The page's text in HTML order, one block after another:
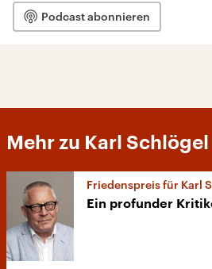
Podcast abonnieren
Mehr zu Karl Schlögel
Friedenspreis für Karl
Ein profunder